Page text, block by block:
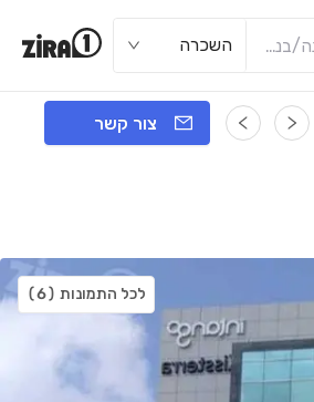
השכרה
צור קשר
לכל התמונות (6)